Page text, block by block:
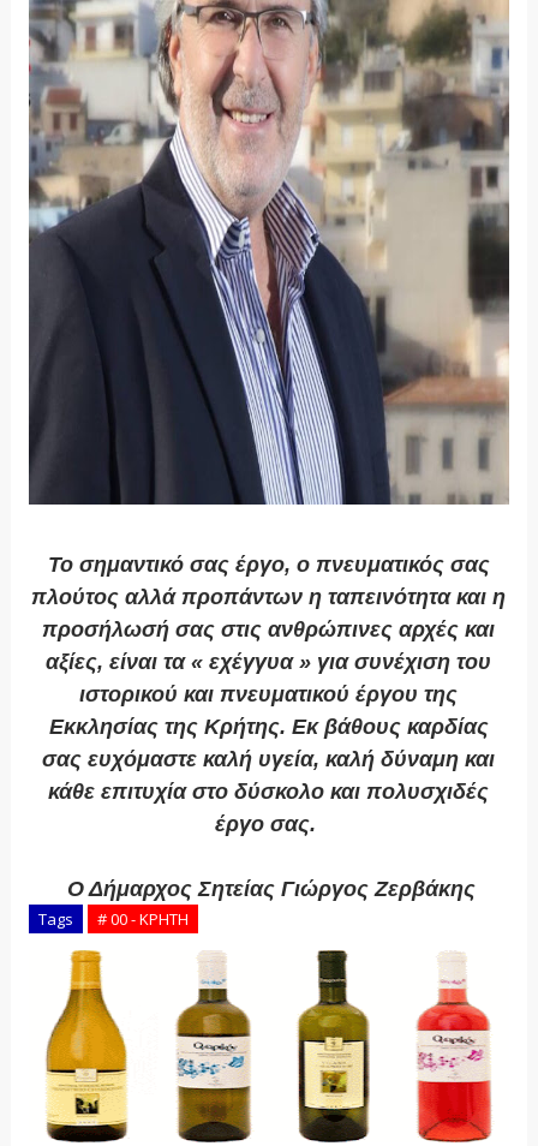
Το σημαντικό σας έργο, ο πνευματικός σας
πλούτος αλλά προπάντων η ταπεινότητα και η
προσήλωσή σας στις ανθρώπινες αρχές και
αξίες, είναι τα « εχέγγυα » για συνέχιση του
ιστορικού και πνευματικού έργου της
Εκκλησίας της Κρήτης. Εκ βάθους καρδίας
σας ευχόμαστε καλή υγεία, καλή δύναμη και
κάθε επιτυχία στο δύσκολο και πολυσχιδές
έργο σας.
Ο Δήμαρχος Σητείας Γιώργος Ζερβάκης
Tags # 00 - ΚΡΗΤΗ